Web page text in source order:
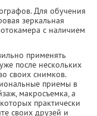
Для обучения
зеркальная
с наличием
применять
после нескольких
своих снимков.
приемы в
макросъемка, а
практически
своих друзей и